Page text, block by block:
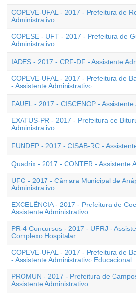
COPEVE-UFAL - 2017 - Prefeitura de
Administrativo
COPESE - UFT - 2017 - Prefeitura de
Administrativo
IADES - 2017 - CRF-DF - Assistente
COPEVE-UFAL - 2017 - Prefeitura de
- Assistente Administrativo
FAUEL - 2017 - CISCENOP -
EXATUS-PR - 2017 - Prefeitura de
Administrativo
FUNDEP - 2017 - CISAB-RC -
Quadrix - 2017 - CONTER - Assistente
UFG - 2017 - Câmara Municipal de
Administrativo
EXCELÊNCIA - 2017 - Prefeitura de
Assistente Administrativo
PR-4 Concursos - 2017 - UFRJ -
Complexo Hospitalar
COPEVE-UFAL - 2017 - Prefeitura de
- Assistente Administrativo Educacional
PROMUN - 2017 - Prefeitura de
Assistente Administrativo